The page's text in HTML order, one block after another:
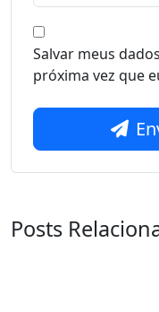
Salvar meus
próxima vez que
Posts